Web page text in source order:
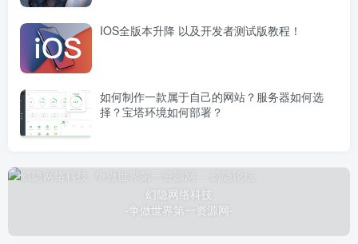
IOS全版本升降 以及开发者测试版教程！
如何制作一款属于自己的网站？服务器如何选
择？宝塔环境如何部署？
幻隐网络科技
-争做世界第一资源网-